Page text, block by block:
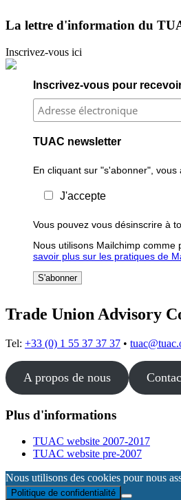
La lettre d'information du
Inscrivez-vous ici
Inscrivez-vous pour
TUAC newsletter
En cliquant sur "s'abonner",
J'accepte
Vous pouvez vous désinscrire à
Nous utilisons Mailchimp
savoir plus sur les pratiques de
Trade Union Advisory
Tel: +33 (0) 1 55 37 37 37 •
A propos de nous
Plus d'informations
TUAC website 2007-2017
TUAC website pre-2007
Nous utilisons des cookies pour nous
Politique de confidentialité